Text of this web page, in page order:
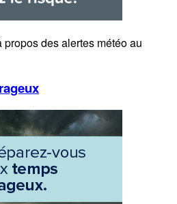
des alertes météo au